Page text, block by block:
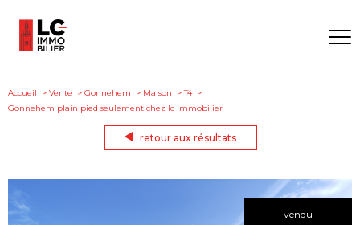
Accueil Vente Gonnehem Maison
T4
Gonnehem plain pied seulement chez lc immobilier
retour aux résultats
vendu